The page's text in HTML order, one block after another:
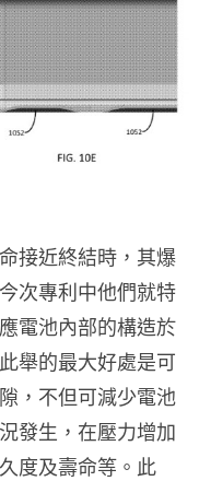
接近終結時，其爆
次專利中他們就特
電池內部的構造於
舉的最大好處是可
，不但可減少電池
發生，在壓力增加
度及壽命等。此